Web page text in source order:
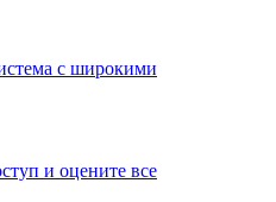
с широкими
и оцените все